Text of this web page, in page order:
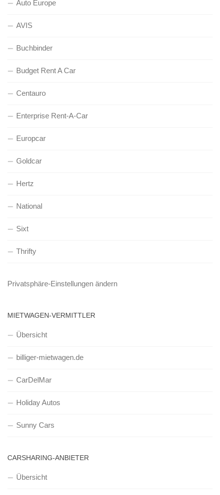
Auto Europe
AVIS
Buchbinder
Budget Rent A Car
Centauro
Enterprise Rent-A-Car
Europcar
Goldcar
Hertz
National
Sixt
Thrifty
Privatsphäre-Einstellungen ändern
MIETWAGEN-VERMITTLER
Übersicht
billiger-mietwagen.de
CarDelMar
Holiday Autos
Sunny Cars
CARSHARING-ANBIETER
Übersicht